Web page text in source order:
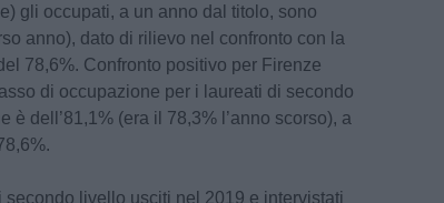
gli occupati, a un anno dal titolo, sono
anno), dato di rilievo nel confronto con la
78,6%. Confronto positivo per Firenze
di occupazione per i laureati di secondo
è dell’81,1% (era il 78,3% l’anno scorso), a
secondo livello usciti nel 2019 e intervistati